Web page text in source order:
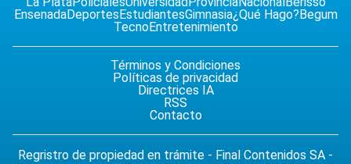
EnsenadaDeportesEstudiantesGimnasia¿Qué Hago?Begum
TecnoEntretenimiento
Términos y Condiciones
Políticas de privacidad
Directrices IA
RSS
Contacto
Regristro de propiedad en trámite - Final Contenidos SA -